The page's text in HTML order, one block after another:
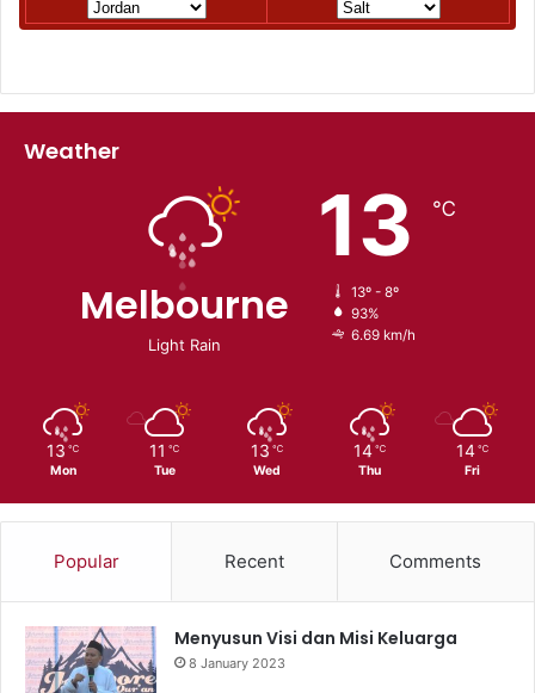
Weather
Melbourne
Light Rain
13 ℃
13º - 8º
93%
6.69 km/h
13 ℃
Mon
11 ℃
Tue
13 ℃
Wed
14 ℃
Thu
14 ℃
Fri
Popular Recent Comments
Menyusun Visi dan Misi Keluarga
8 January 2023